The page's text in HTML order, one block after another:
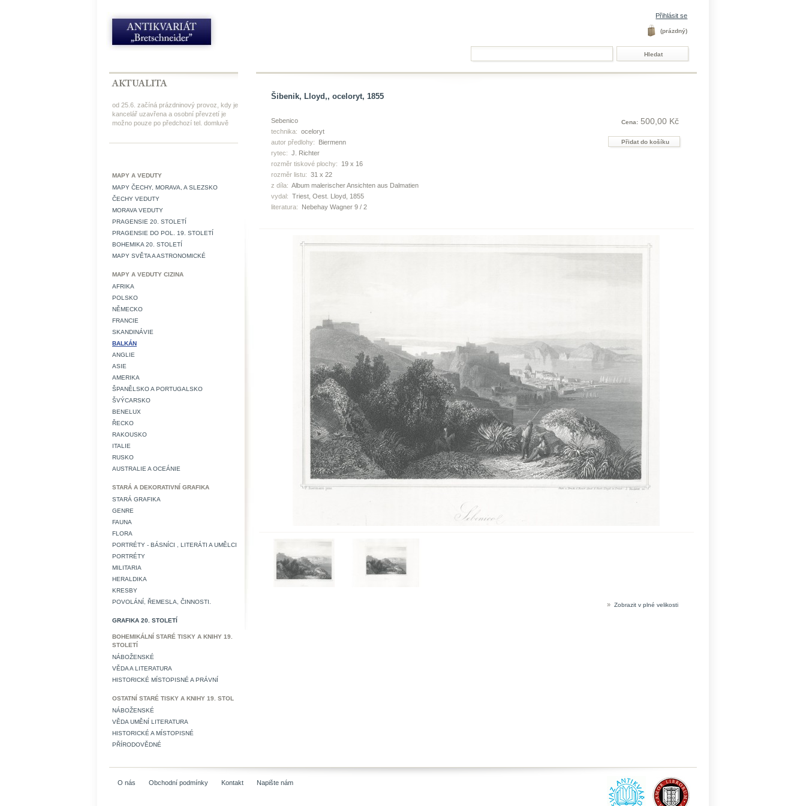
Přihlásit se
(prázdný)
od 25.6. začíná prázdninový provoz, kdy je
kancelář uzavřena a osobní převzetí je
možno pouze po předchozí tel. domluvě
MAPY A VEDUTY
MAPY ČECHY, MORAVA, A SLEZSKO
ČECHY VEDUTY
MORAVA VEDUTY
PRAGENSIE 20. STOLETÍ
PRAGENSIE DO POL. 19. STOLETÍ
BOHEMIKA 20. STOLETÍ
MAPY SVĚTA A ASTRONOMICKÉ
MAPY A VEDUTY CIZINA
AFRIKA
POLSKO
NĚMECKO
FRANCIE
SKANDINÁVIE
BALKÁN
ANGLIE
ASIE
AMERIKA
ŠPANĚLSKO A PORTUGALSKO
ŠVÝCARSKO
BENELUX
ŘECKO
RAKOUSKO
ITALIE
RUSKO
AUSTRALIE A OCEÁNIE
STARÁ A DEKORATIVNÍ GRAFIKA
STARÁ GRAFIKA
GENRE
FAUNA
FLORA
PORTRÉTY - BÁSNÍCI , LITERÁTI A UMĚLCI
PORTRÉTY
MILITARIA
HERALDIKA
KRESBY
POVOLÁNÍ, ŘEMESLA, ČINNOSTI.
GRAFIKA 20. STOLETÍ
BOHEMIKÁLNÍ STARÉ TISKY A KNIHY 19.
STOLETÍ
NÁBOŽENSKÉ
VĚDA A LITERATURA
HISTORICKÉ MÍSTOPISNÉ A PRÁVNÍ
OSTATNÍ STARÉ TISKY A KNIHY 19. STOL
NÁBOŽENSKÉ
VĚDA UMĚNÍ LITERATURA
HISTORICKÉ A MÍSTOPISNÉ
PŘÍRODOVĚDNÉ
Šibenik, Lloyd,, oceloryt, 1855
Sebenico
technika: oceloryt
autor předlohy:
Biermenn
rytec: J. Richter
rozměr tiskové plochy:
19 x 16
rozměr listu: 31 x 22
z díla: Album malerischer Ansichten aus Dalmatien
vydal: Triest, Oest. Lloyd, 1855
literatura:
Nebehay Wagner 9 / 2
Cena: 500,00 Kč
» Zobrazit v plné velikosti
O nás Obchodní podmínky Kontakt Napište nám